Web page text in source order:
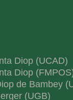
Diop (UCAD)
Diop
de Bambey
(UGB)